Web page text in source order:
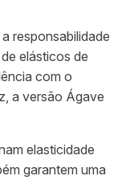
responsabilidade
elásticos de
com o
a versão Ágave
elasticidade
garantem uma